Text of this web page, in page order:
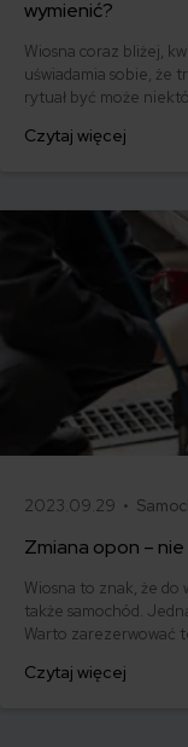
wymienić?
Wiosna coraz bliżej,
uświadamia sobie, że
rytuał być może
producentów po to, by
Czytaj więcej
2023.09.29 •
Zmiana opon –
Wiosna to znak, że
także samochód.
Warto zarezerwować
początku zimy.
Czytaj więcej